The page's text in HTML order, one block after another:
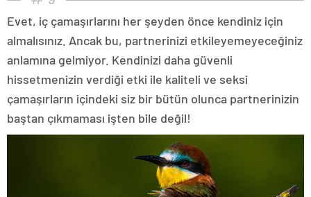
Evet, iç çamaşırlarını her şeyden önce kendiniz için
almalısınız. Ancak bu, partnerinizi etkileyemeyeceğiniz
anlamına gelmiyor. Kendinizi daha güvenli
hissetmenizin verdiği etki ile kaliteli ve seksi
çamaşırların içindeki siz bir bütün olunca partnerinizin
baştan çıkmaması işten bile değil!